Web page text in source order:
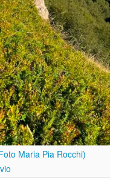
Maria Pia Rocchi)